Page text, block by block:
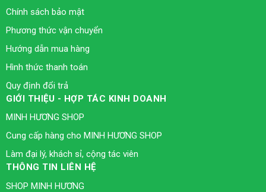
Chính sách bảo mật
Phương thức vận chuyển
Hướng dẫn mua hàng
Hình thức thanh toán
Quy định đổi trả
GIỚI THIỆU - HỢP TÁC KINH DOANH
MINH HƯƠNG SHOP
Cung cấp hàng cho MINH HƯƠNG SHOP
Làm đại lý, khách sỉ, cộng tác viên
THÔNG TIN LIÊN HỆ
SHOP MINH HƯƠNG